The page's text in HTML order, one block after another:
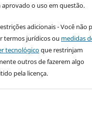
aprovado o uso em questão.
adicionais - Você não
termos jurídicos ou medidas
tecnológicoque restrinjam
outros de fazerem algo
pela licença.